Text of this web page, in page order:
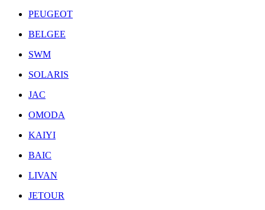
PEUGEOT
BELGEE
SWM
SOLARIS
JAC
OMODA
KAIYI
BAIC
LIVAN
JETOUR